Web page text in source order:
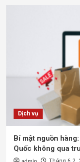
Dịch vụ
Bí mật nguồn
Quốc không qua